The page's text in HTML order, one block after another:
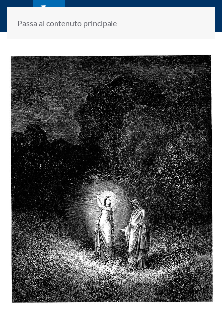
Passa al contenuto principale
laletteraturaenoi.it
fondato da Romano Luperini